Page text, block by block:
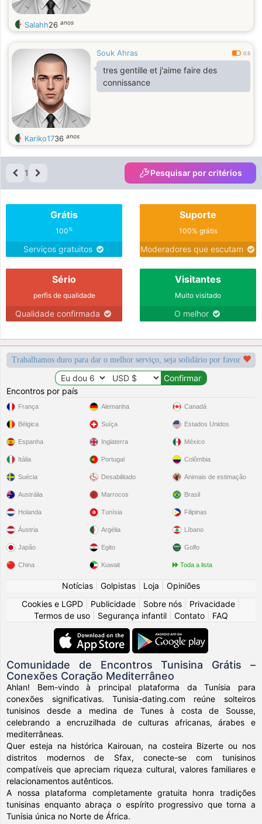
Salahh26 anos
Souk Ahras 0.5
tres gentille et j'aime faire des
connissance
Kariko1736 anos
1 Pesquisar por critérios
Grátis
100%
Serviços gratuitos
Suporte
100% grátis
Moderadores que escutam
Sério
perfis de qualidade
Qualidade confirmada
Visitantes
Muito visitado
O melhor
Trabalhamos duro para dar o melhor serviço, seja solidário por favor
Encontros por país
França
Bélgica
Espanha
Itália
Suécia
Alemanha
Suíça
Inglaterra
Portugal
Desabilitado
Canadá
Estados Unidos
México
Colômbia
Animais de estimação
Austrália
Holanda
Áustria
Japão
China
Marrocos
Tunísia
Argélia
Egito
Kuwait
Brasil
Filipinas
Líbano
Golfo
Toda a lista
Notícias Golpistas Loja
Opiniões
Cookies e LGPD
Publicidade Sobre nós Privacidade
Termos de uso
Segurança infantil Contato FAQ
Comunidade de Encontros Tunisina Grátis –
Conexões Coração Mediterrâneo
Ahlan! Bem-vindo à principal plataforma da Tunísia para
conexões significativas. Tunisia-dating.com reúne solteiros
tunisinos desde a medina de Tunes à costa de Sousse,
celebrando a encruzilhada de culturas africanas, árabes e
mediterrâneas.
Quer esteja na histórica Kairouan, na costeira Bizerte ou nos
distritos modernos de Sfax, conecte-se com tunisinos
compatíveis que apreciam riqueza cultural, valores familiares e
relacionamentos autênticos.
A nossa plataforma completamente gratuita honra tradições
tunisinas enquanto abraça o espírito progressivo que torna a
Tunísia única no Norte de África.